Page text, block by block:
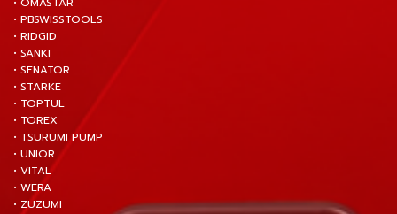
• PBSWISSTOOLS
• RIDGID
• SANKI
• SENATOR
• STARKE
• TOPTUL
• TOREX
• TSURUMI PUMP
• UNIOR
• VITAL
• WERA
• ZUZUMI